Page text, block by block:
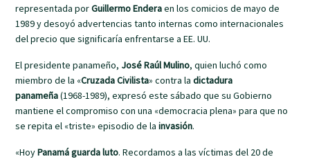
representada porGuillermo Enderaen los comicios de mayo de
1989 y desoyó advertencias tanto internas como internacionales
del precio que significaría enfrentarse a EE. UU.
El presidente panameño, José Raúl Mulino, quien luchó como
miembro de la «Cruzada Civilista» contra ladictadura
panameña(1968-1989), expresó este sábado que su Gobierno
mantiene el compromiso con una «democracia plena» para que no
se repita el «triste» episodio de lainvasión.
«HoyPanamá guarda luto. Recordamos a las víctimas del 20 de